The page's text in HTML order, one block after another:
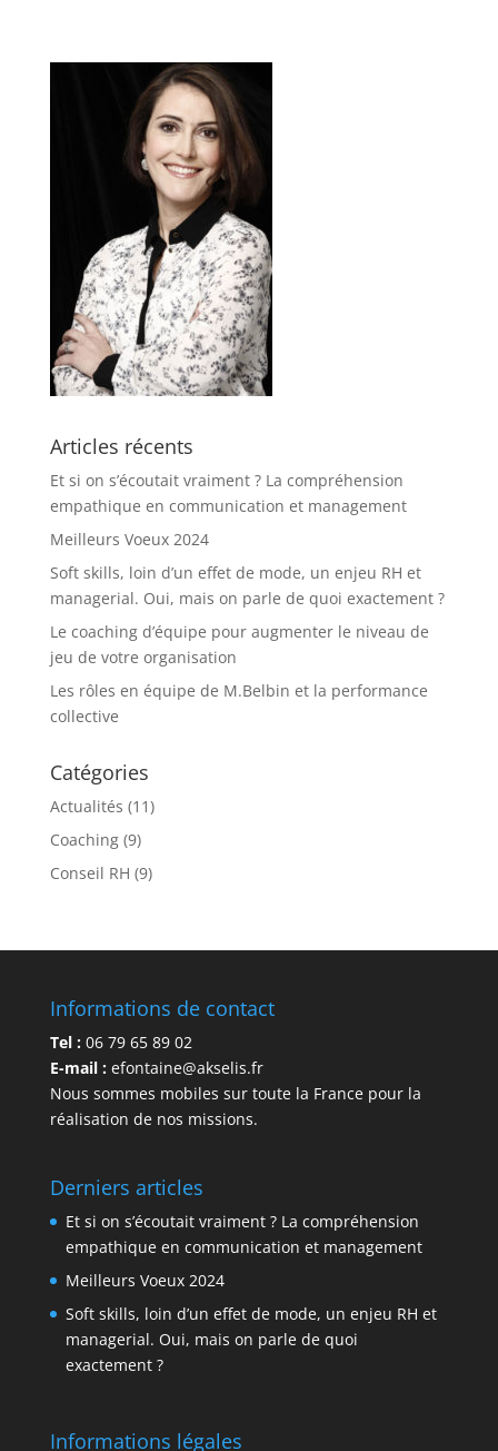
Articles récents
Et si on s’écoutait vraiment ? La compréhension
empathique en communication et management
Meilleurs Voeux 2024
Soft skills, loin d’un effet de mode, un enjeu RH et
managerial. Oui, mais on parle de quoi exactement ?
Le coaching d’équipe pour augmenter le niveau de
jeu de votre organisation
Les rôles en équipe de M.Belbin et la performance
collective
Catégories
Actualités (11)
Coaching(9)
Conseil RH (9)
Informations de contact
Tel : 06 79 65 89 02
E-mail : efontaine@akselis.fr
Nous sommes mobiles sur toute la France pour la
réalisation de nos missions.
Derniers articles
Et si on s’écoutait vraiment ? La compréhension
empathique en communication et management
Meilleurs Voeux 2024
Soft skills, loin d’un effet de mode, un enjeu RH et
managerial. Oui, mais on parle de quoi
exactement ?
Informations légales